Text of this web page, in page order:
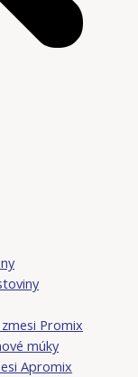
Promix
múky
Apromix